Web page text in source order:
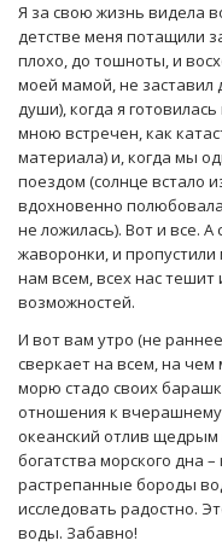
Я за свою жизнь видела
детстве меня потащили
плохо, до тошноты, и
моей мамой, не заставил
души), когда я
мною встречен, как
материала) и, когда мы
поездом (солнце встало
вдохновенно
не ложилась). Вот и все.
жаворонки, и
нам всем, всех нас тешит
возможностей.
И вот вам утро (не
сверкает на всем, на
морю стадо своих
отношения к
океанский отлив
богатства морского дна
растрепанные бороды
исследовать радостно.
воды. Забавно!